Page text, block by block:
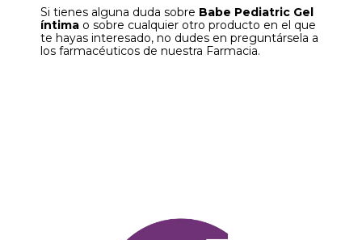
Si tienes alguna duda sobre Babe Pediatric Gel
íntima o sobre cualquier otro producto en el que
te hayas interesado, no dudes en preguntársela a
los farmacéuticos de nuestra Farmacia.